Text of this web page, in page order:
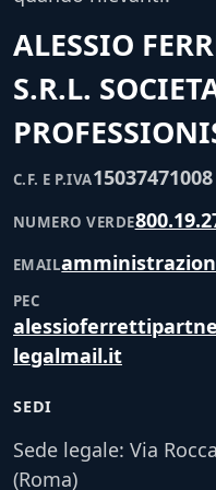
ALESSIO
S.R.L.
C.F. E P.IVA15037471008
NUMERO VERDE
EMAIL
PEC
legalmail.it
SEDI
Sede legale: Via
(Roma)